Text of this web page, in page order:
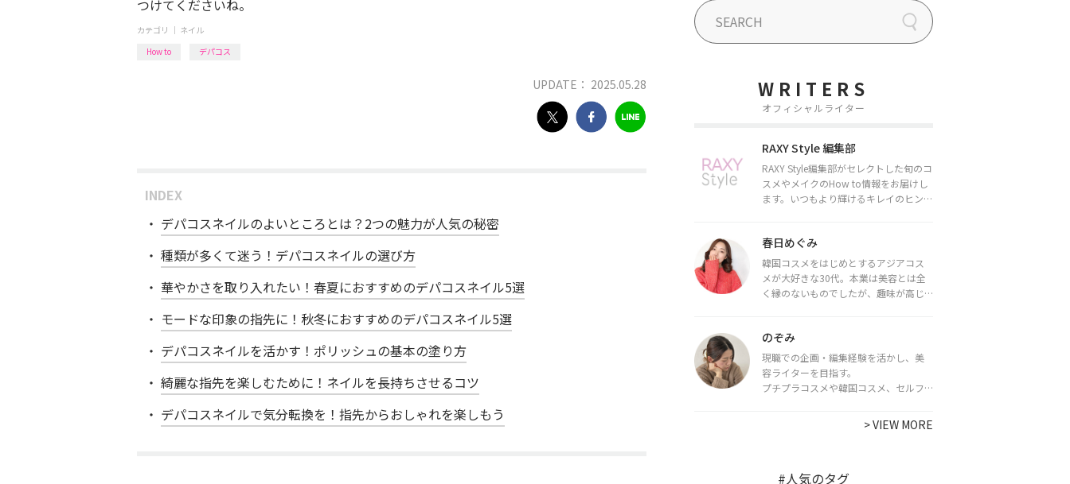
つけてくださいね。
カテゴリ ｜ ネイル
How to
デパコス
UPDATE： 2025.05.28
INDEX
デパコスネイルのよいところとは？2つの魅力が人気の秘密
種類が多くて迷う！デパコスネイルの選び方
華やかさを取り入れたい！春夏におすすめのデパコスネイル5選
モードな印象の指先に！秋冬におすすめのデパコスネイル5選
デパコスネイルを活かす！ポリッシュの基本の塗り方
綺麗な指先を楽しむために！ネイルを長持ちさせるコツ
デパコスネイルで気分転換を！指先からおしゃれを楽しもう
WRITERS
オフィシャルライター
RAXY Style 編集部
RAXY Style編集部がセレクトした旬のコ
スメやメイクのHow to情報をお届けし
ます。いつもより輝けるキレイのヒント
春日めぐみ
韓国コスメをはじめとするアジアコス
メが大好きな30代。本業は美容とは全
く縁のないものでしたが、趣味が高じ
ライターとして活動中。
都内で16タイプパーソナルカラー診
断・顔タイプ診断・骨格診断によるイ
メージコンサルティングも行っていま
のぞみ
現職での企画・編集経験を活かし、美
容ライターを目指す。
プチプラコスメや韓国コスメ、セルフ
で最新情報をチェック。家事や育児の合
間に取り入れられる時短美容テクも実
>VIEW MORE
#人気のタグ